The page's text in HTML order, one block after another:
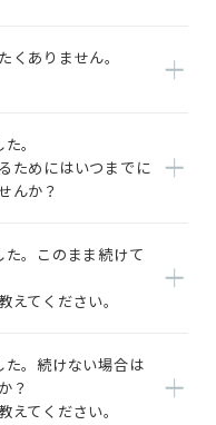
くありません。
。
ためにはいつまでに
んか？
。このまま続けて
えてください。
。続けない場合は
？
てください。